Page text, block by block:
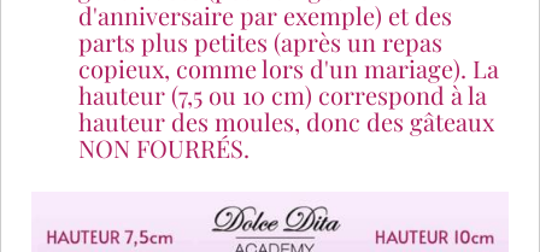
d'anniversaire par exemple) et des
parts plus petites (après un repas
copieux, comme lors d'un mariage). La
hauteur (7,5 ou 10 cm) correspond à la
hauteur des moules, donc des gâteaux
NON FOURRÉS.